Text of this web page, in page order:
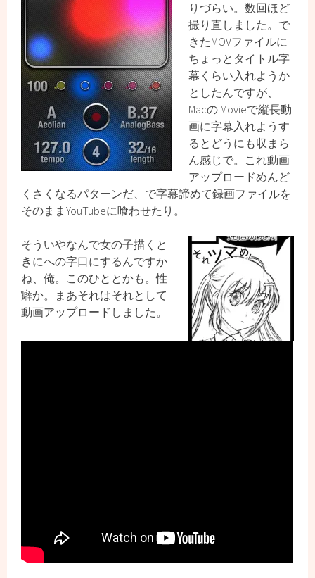
りづらい。数回ほど
撮り直しました。で
きたMOVファイルに
ちょっとタイトル字
幕くらい入れようか
としたんですが、
MacのiMovieで縦長動
画に字幕入れようす
るとどうにも収まら
ん感じで。これ動画
アップロードめんど
くさくなるパターンだ、で字幕諦めて録画ファイルを
そのままYouTubeに喰わせたり。
そういやなんで女の子描くと
きにへの字口にするんですか
ね、俺。このひととかも。性
癖か。まあそれはそれとして
動画アップロードしました。